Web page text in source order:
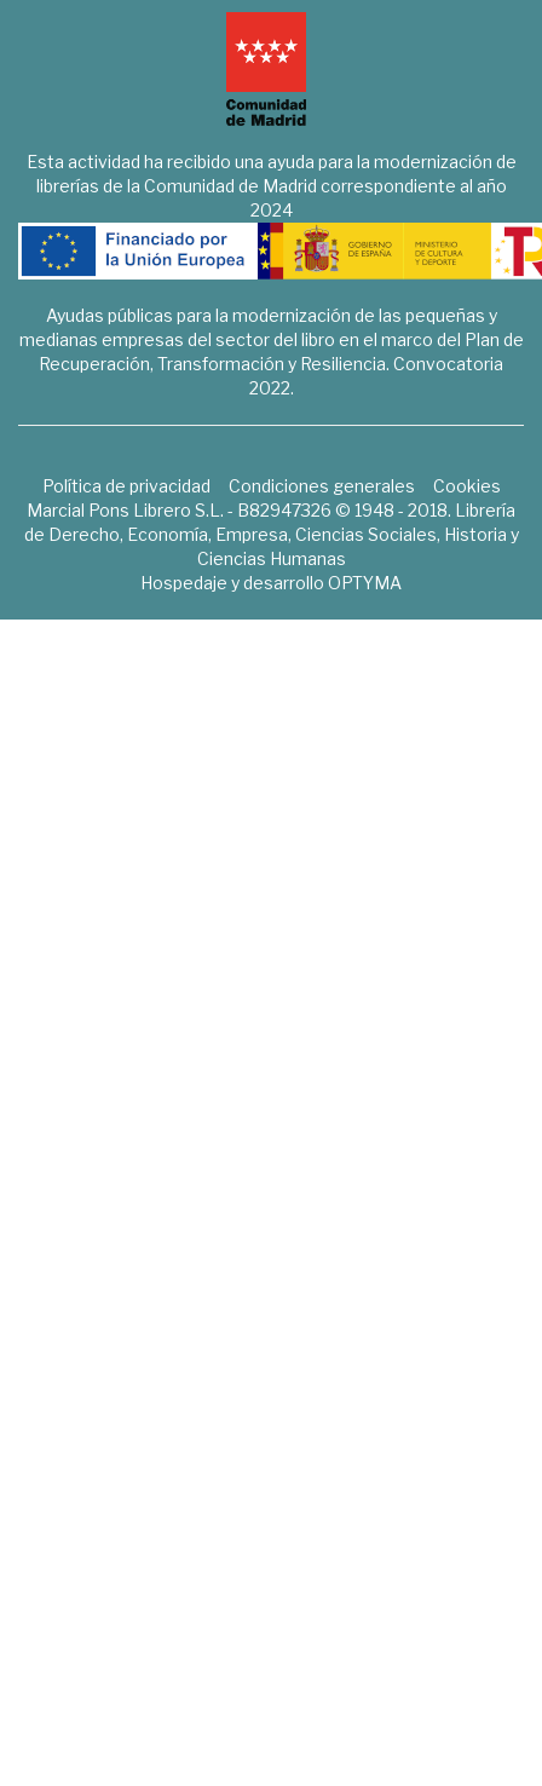
Esta actividad ha recibido una ayuda para la modernización de
librerías de la Comunidad de Madrid correspondiente al año
2024
Ayudas públicas para la modernización de las pequeñas y
medianas empresas del sector del libro en el marco del Plan de
Recuperación, Transformación y Resiliencia. Convocatoria
2022.
Política de privacidad Condiciones generales
Cookies
Marcial Pons Librero S.L. - B82947326 © 1948 - 2018. Librería
de Derecho, Economía, Empresa, Ciencias Sociales, Historia y
Ciencias Humanas
Hospedaje y desarrollo OPTYMA